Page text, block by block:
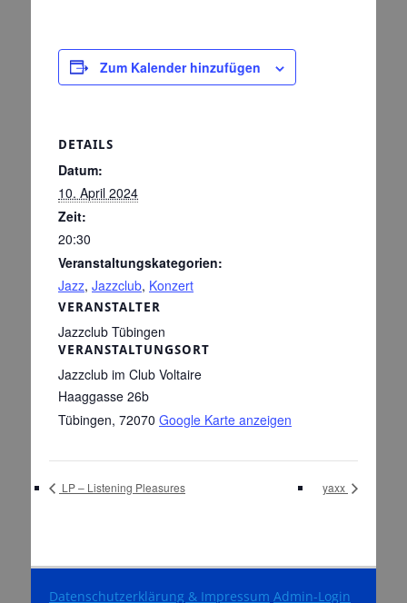
Zum Kalender hinzufügen
DETAILS
Datum:
10. April 2024
Zeit:
20:30
Veranstaltungskategorien:
Jazz, Jazzclub, Konzert
VERANSTALTUNGSORT
Jazzclub im Club Voltaire
Haaggasse 26b
Tübingen, 72070 Google Karte anzeigen
VERANSTALTER
Jazzclub Tübingen
LP – Listening Pleasures yaxx
Datenschutzerklärung & Impressum Admin-Login